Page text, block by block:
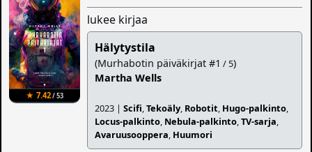
★ 7.42/ 53
lukee kirjaa
Hälytystila
(Murhabotin päiväkirjat #1 / 5)
Martha Wells
2023 |Scifi,Tekoäly, Robotit, Hugo-palkinto,
Locus-palkinto, Nebula-palkinto,TV-sarja,
Avaruusooppera, Huumori